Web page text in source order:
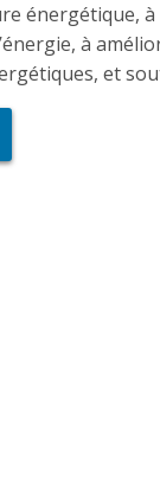
énergétique,
à
et